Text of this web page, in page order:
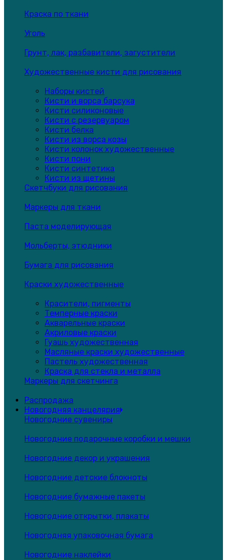
Краска по ткани
Уголь
Грунт, лак, разбавители, загустители
Художественные кисти для рисования
Наборы кистей
Кисти и ворса барсука
Кисти силиконовые
Кисти с резервуаром
Кисти белка
Кисти из ворса козы
Кисти колонок художественные
Кисти пони
Кисти синтетика
Кисти из щетины
Скетчбуки для рисования
Маркеры для ткани
Паста моделирующая
Мольберты, этюдники
Бумага для рисования
Краски художественные
Красители, пигменты
Темперные краски
Акварельные краски
Акриловые краски
Гуашь художественная
Масляные краски художественные
Пастель художественная
Краска для стекла и металла
Маркеры для скетчинга
Распродажа
Новогодняя канцелярия
Новогодние сувениры
Новогодние подарочные коробки и мешки
Новогодние декор и украшения
Новогодние детские блокноты
Новогодние бумажные пакеты
Новогодние открытки, плакаты
Новогодняя упаковочная бумага
Новогодние наклейки